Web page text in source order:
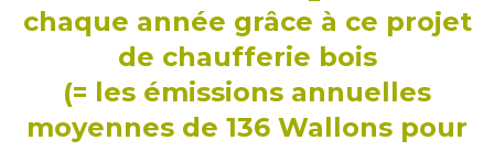
chaque année grâce à ce projet
de chaufferie bois
(= les émissions annuelles
moyennes de 136 Wallons pour